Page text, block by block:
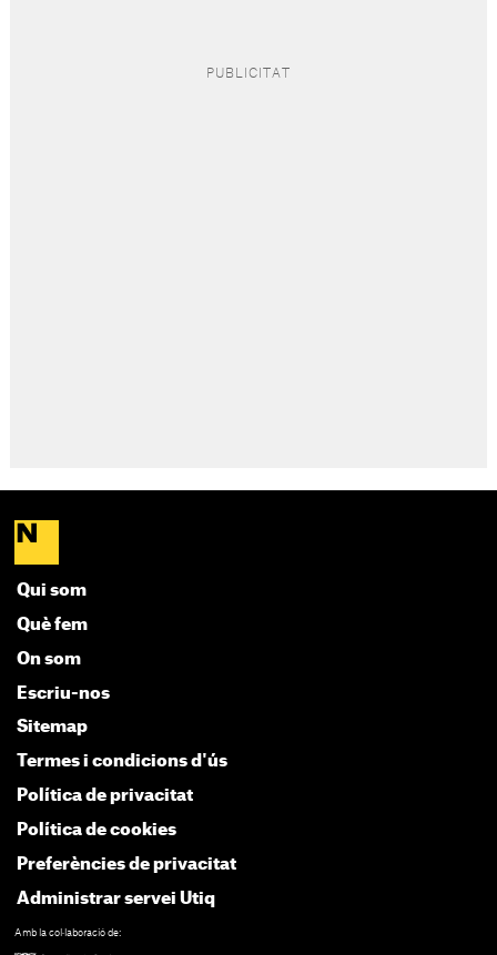
Qui som
Què fem
On som
Escriu-nos
Sitemap
Termes i condicions d'ús
Política de privacitat
Política de cookies
Preferències de privacitat
Administrar servei Utiq
Amb la col·laboració de: